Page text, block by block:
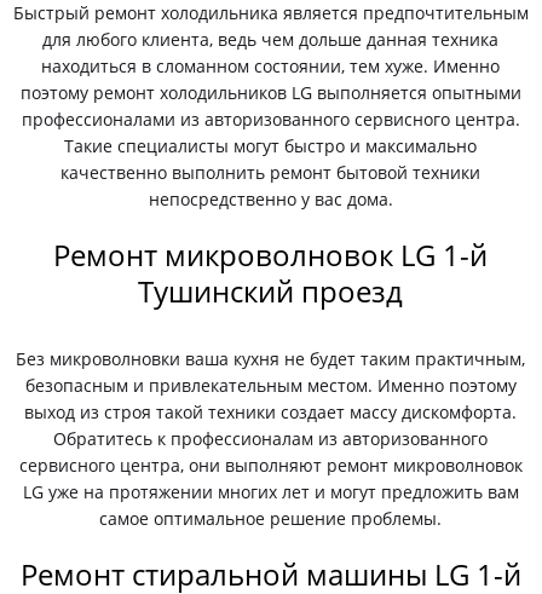
Быстрый ремонт холодильника является предпочтительным
для любого клиента, ведь чем дольше данная техника
находиться в сломанном состоянии, тем хуже. Именно
поэтому ремонт холодильников LG выполняется опытными
профессионалами из авторизованного сервисного центра.
Такие специалисты могут быстро и максимально
качественно выполнить ремонт бытовой техники
непосредственно у вас дома.
Ремонт микроволновок LG 1-й
Тушинский проезд
Без микроволновки ваша кухня не будет таким практичным,
безопасным и привлекательным местом. Именно поэтому
выход из строя такой техники создает массу дискомфорта.
Обратитесь к профессионалам из авторизованного
сервисного центра, они выполняют ремонт микроволновок
LG уже на протяжении многих лет и могут предложить вам
самое оптимальное решение проблемы.
Ремонт стиральной машины LG 1-й